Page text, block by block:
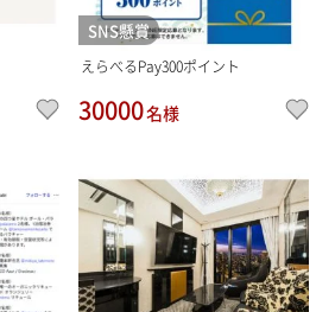
SNS懸賞
えらべるPay300ポイント
30000名様